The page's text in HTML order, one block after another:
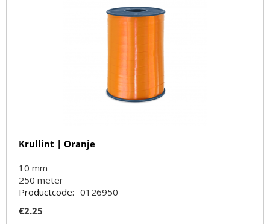
Krullint | Oranje
10 mm
250 meter
Productcode: 0126950
€2.25